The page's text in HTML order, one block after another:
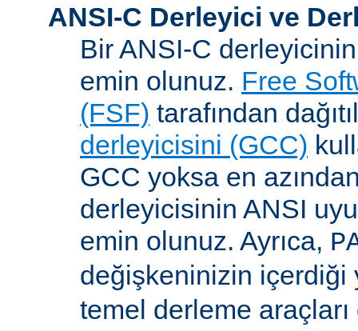
ANSI-C Derleyici ve
Bir ANSI-C
emin olunuz. Free
(FSF) tarafından
derleyicisini (GCC)
GCC yoksa en azından
derleyicisinin ANSI
emin olunuz. Ayrıca,
değişkeninizin
temel derleme araçları